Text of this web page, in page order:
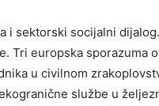
i sektorski socijalni
Tri europska sporazuma
u civilnom
službe u